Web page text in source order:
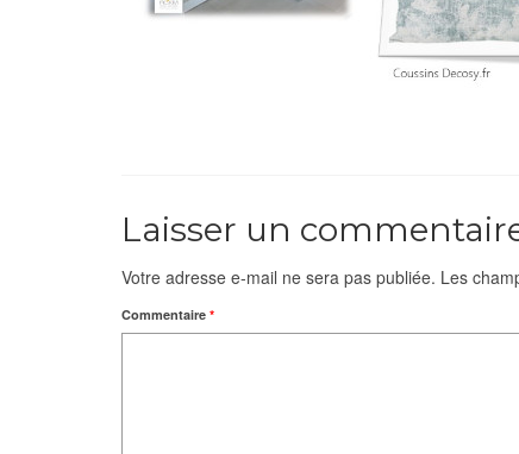
Laisser un
Votre adresse e-mail ne sera pas publiée. Les
Commentaire *